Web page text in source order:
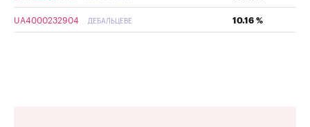
UA4000232904 ДЕБАЛЬЦЕВЕ 10.16 %